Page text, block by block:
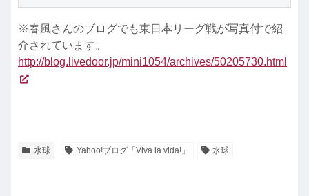
※春風さんのブログでも東日本リーグ戦が写真付で紹
介されています。
http://blog.livedoor.jp/mini1054/archives/50205730.html
水球 Yahoo!ブログ「Viva la vida!」 水球